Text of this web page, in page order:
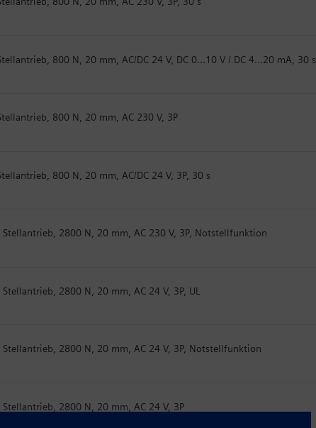
800 N, 20 mm, AC/DC 24 V, DC 0…10 V / DC 4…20 mA, 30 s
800 N, 20 mm, AC 230 V, 3P
800 N, 20 mm, AC/DC 24 V, 3P, 30 s
Stellantrieb, 2800 N, 20 mm, AC 230 V, 3P, Notstellfunktion
2800 N, 20 mm, AC 24 V, 3P, UL
Stellantrieb, 2800 N, 20 mm, AC 24 V, 3P, Notstellfunktion
2800 N, 20 mm, AC 24 V, 3P